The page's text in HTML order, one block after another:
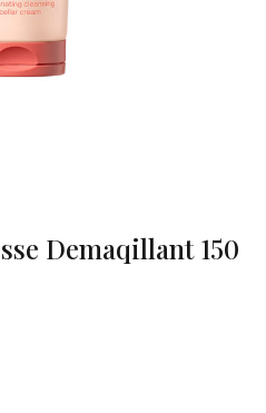
Demaqillant 150